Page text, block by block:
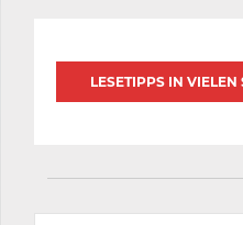
LESETIPPS IN VIELEN